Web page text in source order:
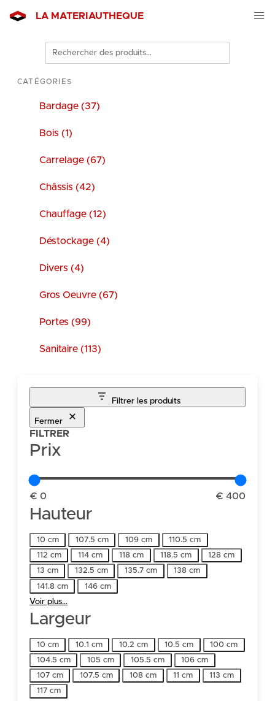
LA MATERIAUTHEQUE
Rechercher
des
produits
CATÉGORIES
Bardage (37)
Bois (1)
Carrelage (67)
Châssis (42)
Chauffage (12)
Déstockage (4)
Divers (4)
Gros Oeuvre (67)
Portes (99)
Sanitaire (113)
Filtrer les produits
Fermer
FILTRER
Prix
€ 0 € 400
Hauteur
Hauteur
10 cm 107.5 cm 109 cm
110.5 cm
112 cm
114 cm 118 cm 118.5 cm
128 cm
13 cm
132.5 cm 135.7 cm
138 cm
141.8 cm
146 cm
Voir plus…
Largeur
Largeur
10 cm 10.1 cm 10.2 cm 10.5 cm
100 cm
104.5 cm
105 cm 105.5 cm
106 cm
107 cm
107.5 cm 108 cm 11 cm
113 cm
117 cm